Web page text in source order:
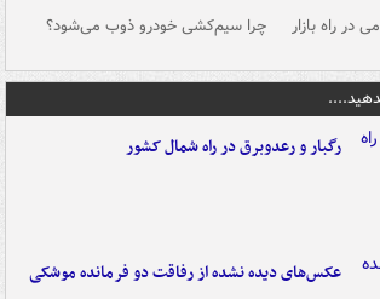
در راه بازار چرا سیم‌کشی خودرو ذوب می‌شود؟
رگبار و رعدوبرق در راه شمال کشور
عکس‌های دیده نشده از رفاقت دو فرمانده‌ موشکی